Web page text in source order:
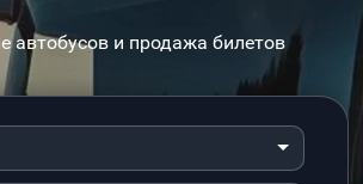
автобусов и продажа билетов